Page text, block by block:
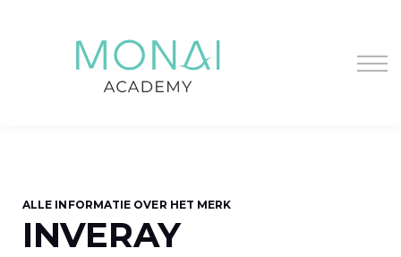
Over ons
Aanmelden
Registreer
ALLE INFORMATIE OVER HET MERK
INVERAY